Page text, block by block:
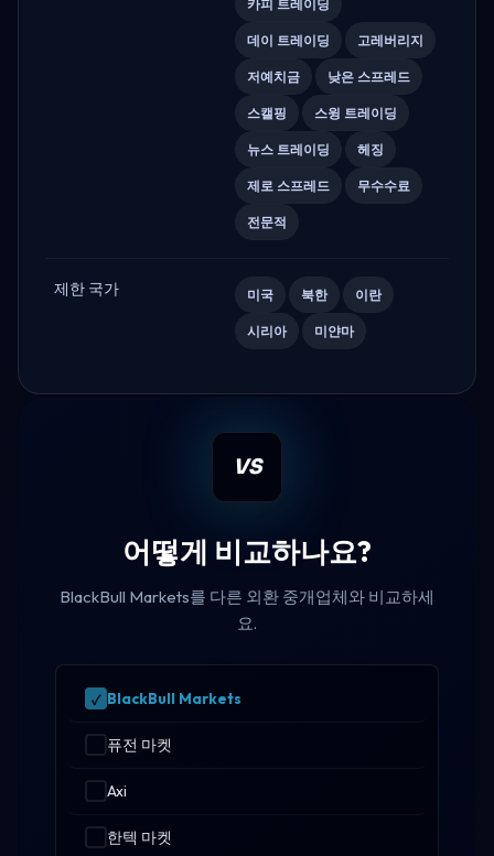
카피 트레이딩
데이 트레이딩 고레버리지
저예치금 낮은 스프레드
스캘핑 스윙 트레이딩
뉴스 트레이딩 헤징
제로 스프레드 무수수료
전문적
제한 국가 미국 북한 이란
시리아 미얀마
VS
어떻게 비교하나요?
BlackBull Markets를 다른 외환 중개업체와 비교하세
요.
BlackBull Markets
퓨전 마켓
Axi
한텍 마켓